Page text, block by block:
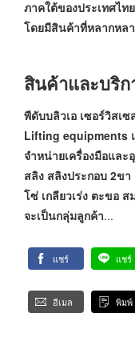
ภาคใต้ของประเทศไท
โดยมีสินค้าที่หลากหล
สินค้าและบริก
พีดับบลิวเอ เซอร์วิสเ
Lifting equipments
จำหน่ายเครื่องมือแล
สลิง สลิงประกอบ 2ข
โซ่ เกลียวเร่ง ตะขอ
จะเป็นกลุ่มลูกค้า...
แชร์ แชร์
อีเมล พิมพ์